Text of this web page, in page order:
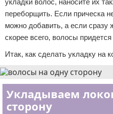
укладки волос, наносите их
переборщить. Если прическа
можно добавить, а если сразу
скорее всего, волосы
Итак, как сделать укладку на
Укладываем
сторону